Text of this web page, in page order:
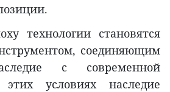
технологии становятся
соединяющим
с современной
условиях наследие